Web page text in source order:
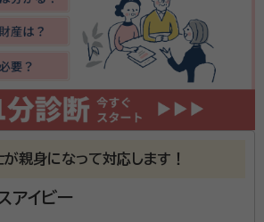
ご利用時期：2022/10
士業務一般は勿論ですが、特に相続
ます。相続手続きは、複雑多岐にわ
士業の専門分野に掛かる事が少なく
親身になって対応します！
アイビー